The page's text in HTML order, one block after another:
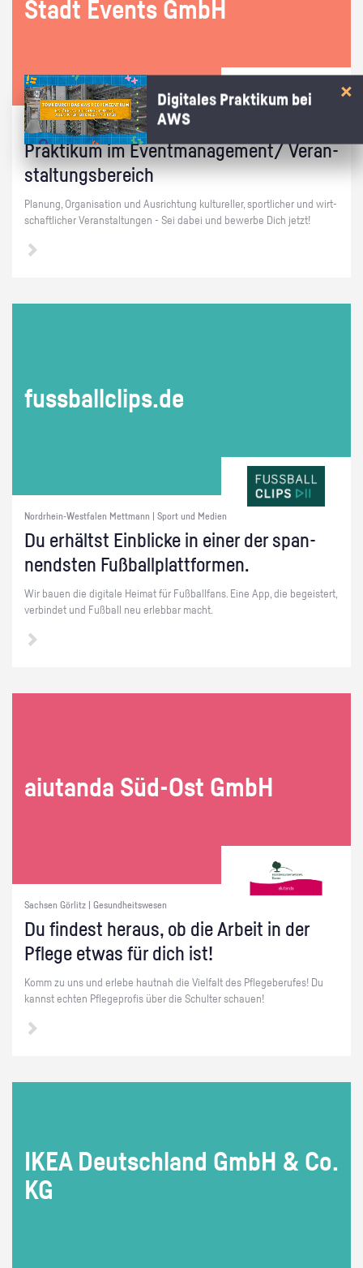
Stadt Events GmbH
Niedersachsen Hannover | Veranstaltungsbranche
Prak­ti­kum im Event­ma­nage­ment/ Ver­an­
stal­tungs­be­reich
Pla­nung, Or­ga­ni­sa­ti­on und Aus­rich­tung kul­tu­rel­ler, sport­li­cher und wirt­
schaft­li­cher Ver­an­stal­tun­gen - Sei dabei und be­wer­be Dich jetzt!
fuss­ball­clips.de
Nordrhein-Westfalen Mettmann | Sport und Medien
Du er­hältst Ein­bli­cke in einer der span­
nends­ten Fuß­ball­platt­for­men.
Wir bauen die di­gi­ta­le Hei­mat für Fuß­ball­fans. Eine App, die be­geis­tert,
ver­bin­det und Fuß­ball neu er­leb­bar macht.
ai­utan­da Süd-Ost GmbH
Sachsen Görlitz | Gesundheitswesen
Du fin­dest her­aus, ob die Ar­beit in der
Pfle­ge etwas für dich ist!
Komm zu uns und er­le­be haut­nah die Viel­falt des Pfle­ge­be­ru­fes! Du
kannst ech­ten Pfle­ge­pro­fis über die Schul­ter schau­en!
IKEA Deutsch­land GmbH & Co.​
KG
Digitales Praktikum bei
AWS